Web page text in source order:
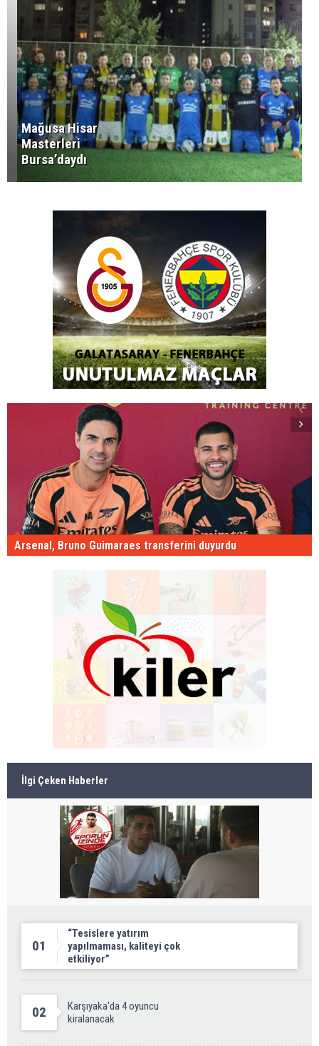
Mağusa Hisar
Masterleri
Bursa’daydı
Arsenal, Bruno Guimaraes transferini duyurdu
İlgi Çeken Haberler
01
“Tesislere yatırım
yapılmaması, kaliteyi çok
etkiliyor”
02
Karşıyaka'da 4 oyuncu
kiralanacak